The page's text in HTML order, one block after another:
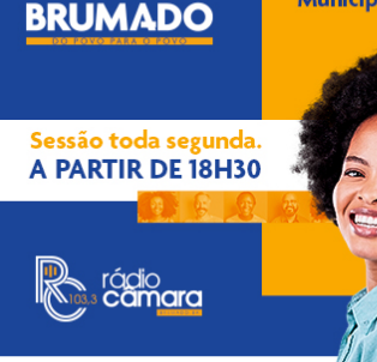
daSaúdedo Estado (Sesab),
investimentos para fortalecer a